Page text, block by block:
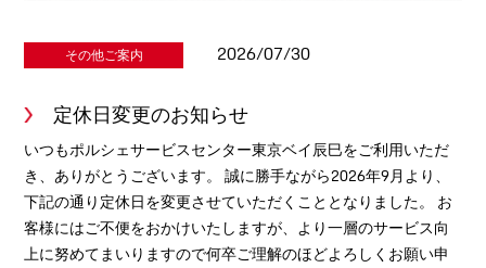
その他ご案内 2026/07/30
定休日変更のお知らせ
いつもポルシェサービスセンター東京ベイ辰巳をご利用いただ
き、ありがとうございます。 誠に勝手ながら2026年9月より、
下記の通り定休日を変更させていただくこととなりました。 お
客様にはご不便をおかけいたしますが、より一層のサービス向
上に努めてまいりますので何卒ご理解のほどよろしくお願い申